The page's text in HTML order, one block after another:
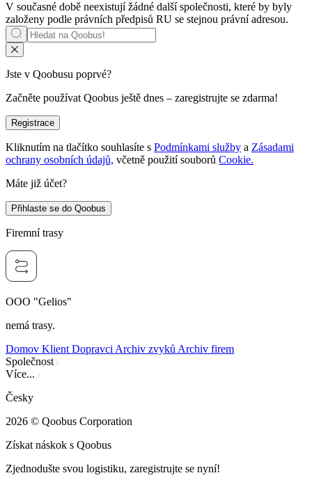
V současné době neexistují žádné další společnosti, které by byly
založeny podle právních předpisů RU se stejnou právní adresou.
Jste v Qoobusu poprvé?
Začněte používat Qoobus ještě dnes – zaregistrujte se zdarma!
Registrace
Kliknutím na tlačítko souhlasíte s Podmínkami služby a Zásadami
ochrany osobních údajů, včetně použití souborů Cookie.
Máte již účet?
Přihlaste se do Qoobus
Firemní trasy
OOO "Gelios"
nemá trasy.
Domov Klient Dopravci Archiv zvyků Archiv firem
Společnost
Více...
Česky
2026 © Qoobus Corporation
Získat náskok s Qoobus
Zjednodušte svou logistiku, zaregistrujte se nyní!